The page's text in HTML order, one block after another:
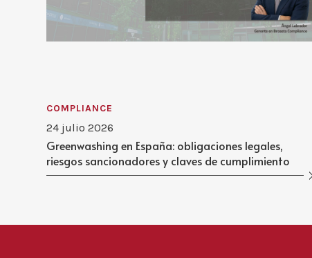
COMPLIANCE
24 julio 2026
Greenwashing en España: obligaciones legales,
riesgos sancionadores y claves de cumplimiento